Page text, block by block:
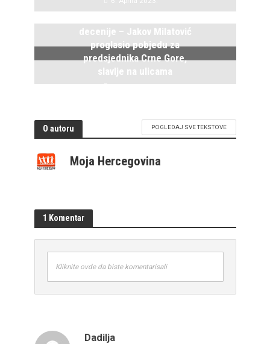
decenije – Jakov Milatović
proglasio pobjedu za
predsjednika Crne Gore,
slavlje na ulicama
2. Aprila 2023.
O autoru POGLEDAJ SVE TEKSTOVE
Moja Hercegovina
1 Komentar
Kliknite ovde da biste komentarisali
Dadilja